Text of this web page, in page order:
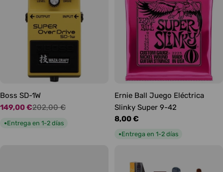
Boss SD-1W
Precio
de
149,00 €
Precio
habitual
202,00 €
●Entrega en 1-2 días
Ernie Ball Juego Eléctrica
Slinky Super 9-42
Precio
habitual
8,00 €
●Entrega en 1-2 días